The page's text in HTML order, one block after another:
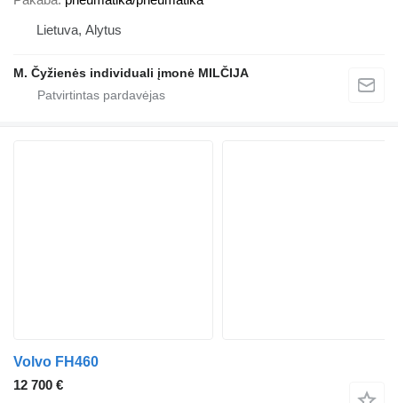
Lietuva, Alytus
M. Čyžienės individuali įmonė MILČIJA
Volvo FH460
12 700 €